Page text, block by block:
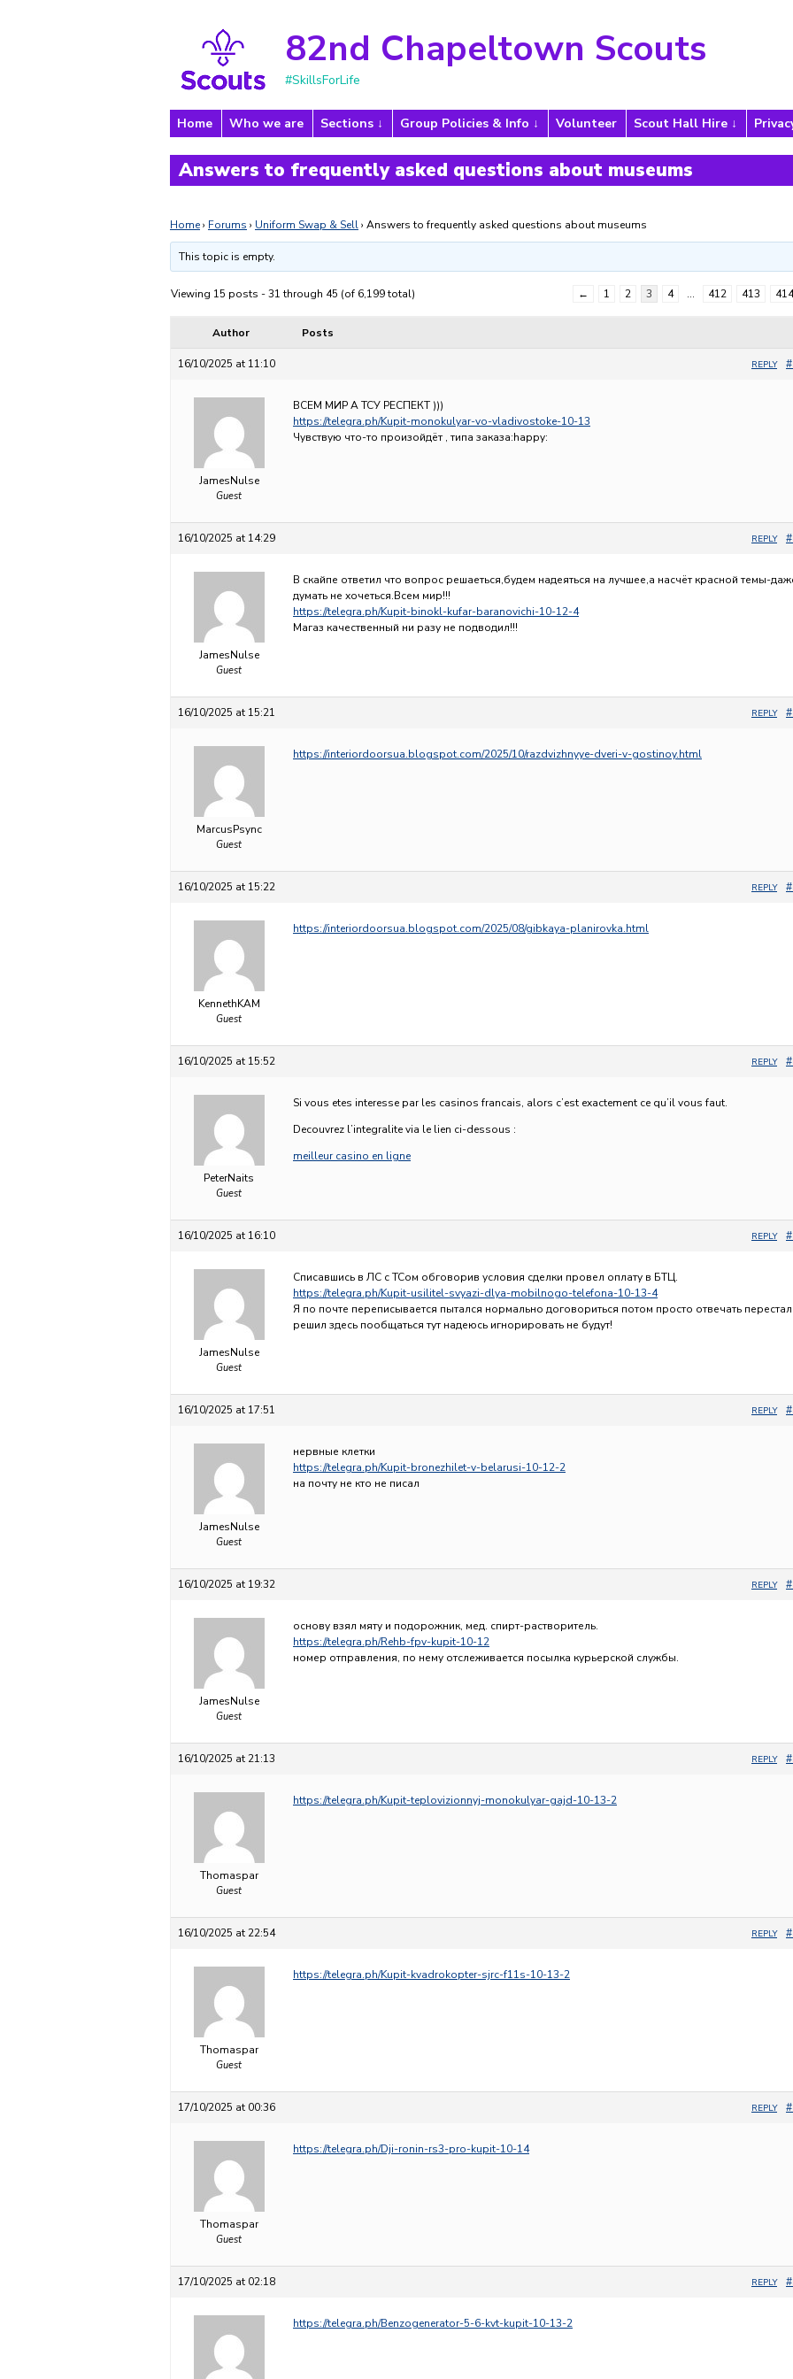
82nd Chapeltown Scouts
#SkillsForLife
Home Who we are Sections Group Policies & Info Volunteer Scout Hall Hire
Answers to frequently asked questions about museums
Home› Forums › Uniform Swap & Sell› Answers to frequently asked questions about museums
This topic is empty.
Viewing 15 posts - 31 through 45 (of 6,199 total) ← 1 2 3 4 … 412 413 414
Author Posts
16/10/2025 at 11:10 REPLY
JamesNulse
Guest
ВСЕМ МИР А ТСУ РЕСПЕКТ )))
https://telegra.ph/Kupit-monokulyar-vo-vladivostoke-10-13
Чувствую что-то произойдёт , типа заказа:happy:
16/10/2025 at 14:29 REPLY
JamesNulse
Guest
В скайпе ответил что вопрос решаеться,будем надеяться на лучшее,а насчёт красной темы-
думать не хочеться.Всем мир!!!
https://telegra.ph/Kupit-binokl-kufar-baranovichi-10-12-4
Магаз качественный ни разу не подводил!!!
16/10/2025 at 15:21 REPLY
MarcusPsync
Guest
https://interiordoorsua.blogspot.com/2025/10/razdvizhnyye-dveri-v-gostinoy.html
16/10/2025 at 15:22 REPLY
KennethKAM
Guest
https://interiordoorsua.blogspot.com/2025/08/gibkaya-planirovka.html
16/10/2025 at 15:52 REPLY
PeterNaits
Guest
Si vous etes interesse par les casinos francais, alors c’est exactement ce qu’il vous faut.
Decouvrez l’integralite via le lien ci-dessous :
meilleur casino en ligne
16/10/2025 at 16:10 REPLY
JamesNulse
Guest
Списавшись в ЛС с ТСом обговорив условия сделки провел оплату в БТЦ.
https://telegra.ph/Kupit-usilitel-svyazi-dlya-mobilnogo-telefona-10-13-4
Я по почте переписывается пытался нормально договориться потом просто отвечать
решил здесь пообщаться тут надеюсь игнорировать не будут!
16/10/2025 at 17:51 REPLY
JamesNulse
Guest
нервные клетки
https://telegra.ph/Kupit-bronezhilet-v-belarusi-10-12-2
на почту не кто не писал
16/10/2025 at 19:32 REPLY
JamesNulse
Guest
основу взял мяту и подорожник, мед. спирт-растворитель.
https://telegra.ph/Rehb-fpv-kupit-10-12
номер отправления, по нему отслеживается посылка курьерской службы.
16/10/2025 at 21:13 REPLY
Thomaspar
Guest
https://telegra.ph/Kupit-teplovizionnyj-monokulyar-gajd-10-13-2
16/10/2025 at 22:54 REPLY
Thomaspar
Guest
https://telegra.ph/Kupit-kvadrokopter-sjrc-f11s-10-13-2
17/10/2025 at 00:36 REPLY
Thomaspar
Guest
https://telegra.ph/Dji-ronin-rs3-pro-kupit-10-14
17/10/2025 at 02:18 REPLY
https://telegra.ph/Benzogenerator-5-6-kvt-kupit-10-13-2